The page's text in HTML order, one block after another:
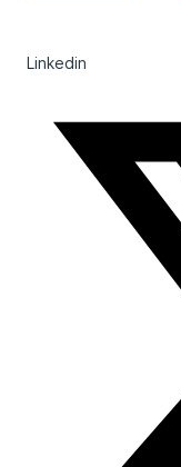
Linkedin